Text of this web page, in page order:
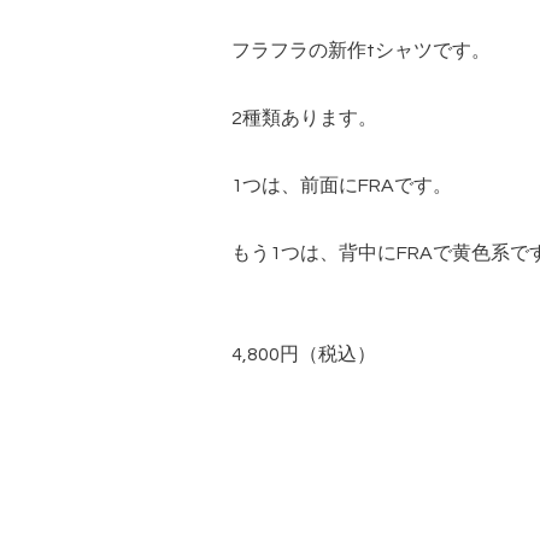
フラフラの新作tシャツです。
2種類あります。
1つは、前面にFRAです。
もう1つは、背中にFRAで黄色系で
4,800円（税込）